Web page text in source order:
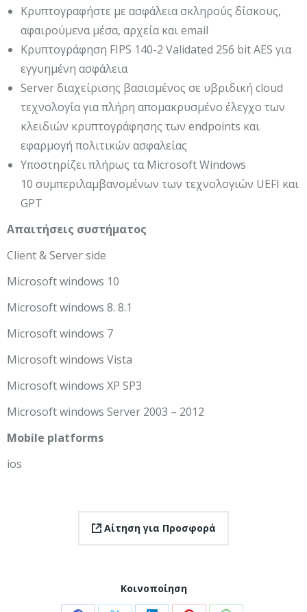
Κρυπτογραφήστε με ασφάλεια σκληρούς δίσκους,
αφαιρούμενα μέσα, αρχεία και email
Κρυπτογράφηση FIPS 140-2 Validated 256 bit AES για
εγγυημένη ασφάλεια
Server διαχείρισης βασισμένος σε υβριδική cloud
τεχνολογία για πλήρη απομακρυσμένο έλεγχο των
κλειδιών κρυπτογράφησης των endpoints και
εφαρμογή πολιτικών ασφαλείας
Υποστηρίζει πλήρως τα Microsoft Windows
10 συμπεριλαμβανομένων των τεχνολογιών UEFI και
GPT
Απαιτήσεις συστήματος
Client & Server side
Microsoft windows 10
Microsoft windows 8. 8.1
Microsoft windows 7
Microsoft windows Vista
Microsoft windows XP SP3
Microsoft windows Server 2003 – 2012
Mobile platforms
ios
Αίτηση για Προσφορά
Κοινοποίηση